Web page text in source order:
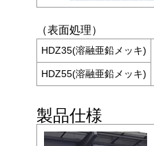
（表面処理）
HDZ35(溶融亜鉛メッキ)
HDZ55(溶融亜鉛メッキ)
製品仕様